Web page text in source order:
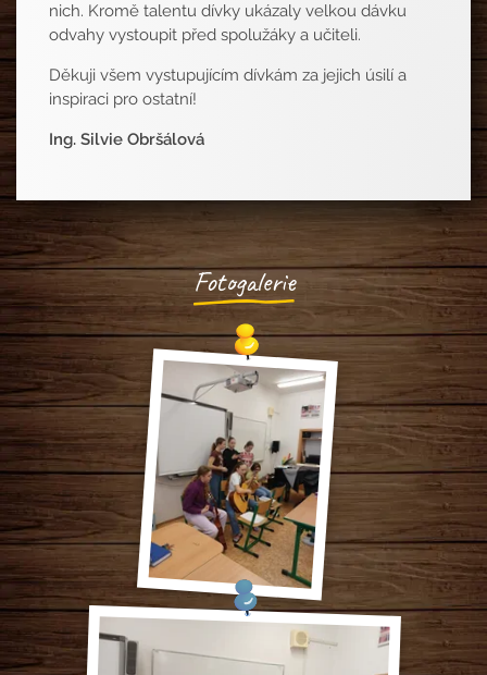
nich. Kromě talentu dívky ukázaly velkou dávku
odvahy vystoupit před spolužáky a učiteli.
Děkuji všem vystupujícím dívkám za jejich úsilí a
inspiraci pro ostatní!
Ing. Silvie Obršálová
Fotogalerie